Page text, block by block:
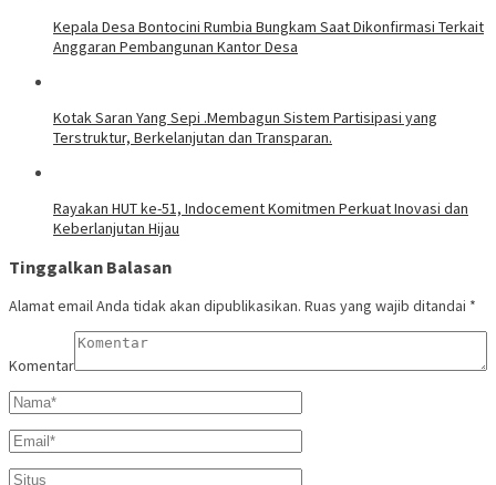
Kepala Desa Bontocini Rumbia Bungkam Saat Dikonfirmasi Terkait
Anggaran Pembangunan Kantor Desa
Kotak Saran Yang Sepi .Membagun Sistem Partisipasi yang
Terstruktur, Berkelanjutan dan Transparan.
Rayakan HUT ke-51, Indocement Komitmen Perkuat Inovasi dan
Keberlanjutan Hijau
Tinggalkan Balasan
Alamat email Anda tidak akan dipublikasikan. Ruas yang wajib ditandai *
Komentar